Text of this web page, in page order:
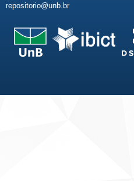
repositorio@unb.br